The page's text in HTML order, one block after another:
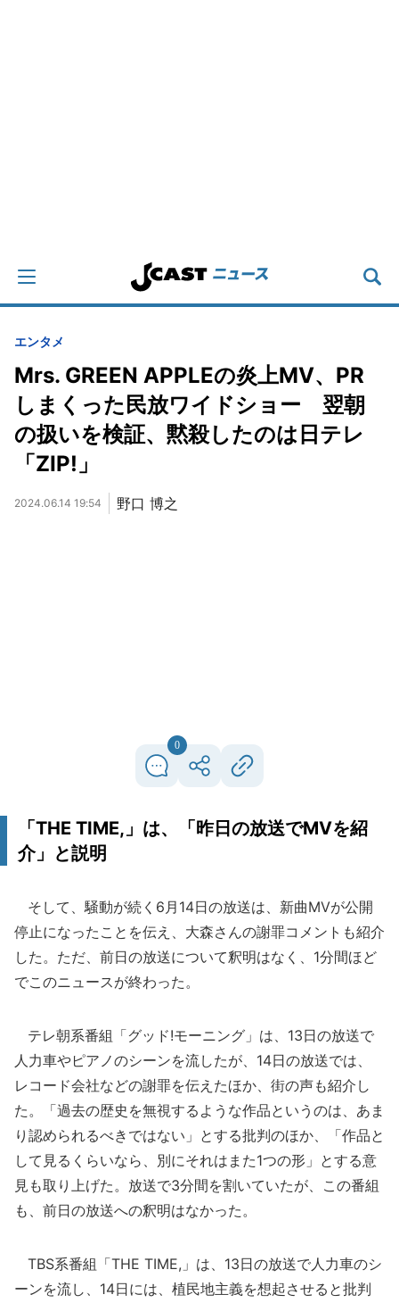
エンタメ
Mrs. GREEN APPLEの炎上MV、PR
しまくった民放ワイドショー 翌朝
の扱いを検証、黙殺したのは日テレ
「ZIP!」
2024.06.14 19:54 野口 博之
0
「THE TIME,」は、「昨日の放送でMVを紹
介」と説明
そして、騒動が続く6月14日の放送は、新曲MVが公開
停止になったことを伝え、大森さんの謝罪コメントも紹介
した。ただ、前日の放送について釈明はなく、1分間ほど
でこのニュースが終わった。
テレ朝系番組「グッド!モーニング」は、13日の放送で
人力車やピアノのシーンを流したが、14日の放送では、
レコード会社などの謝罪を伝えたほか、街の声も紹介し
た。「過去の歴史を無視するような作品というのは、あま
り認められるべきではない」とする批判のほか、「作品と
して見るくらいなら、別にそれはまた1つの形」とする意
見も取り上げた。放送で3分間を割いていたが、この番組
も、前日の放送への釈明はなかった。
TBS系番組「THE TIME,」は、13日の放送で人力車のシ
ーンを流し、14日には、植民地主義を想起させると批判